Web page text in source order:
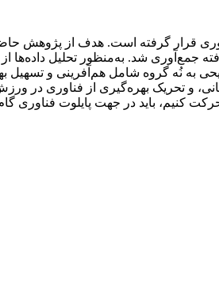
قرار گرفته است. هدف از پژوهش حاضر
به نُه گروه شامل هم‌آفرینی و تسهیل
و تحریک بهره‌گیری از فناوری در
کنیم، باید در جهت پایلوت فناوری